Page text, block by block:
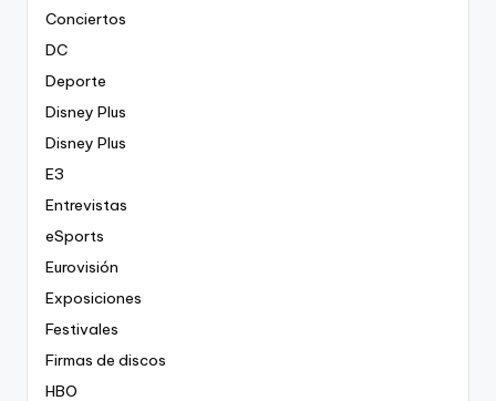
Conciertos
DC
Deporte
Disney Plus
Disney Plus
E3
Entrevistas
eSports
Eurovisión
Exposiciones
Festivales
Firmas de discos
HBO